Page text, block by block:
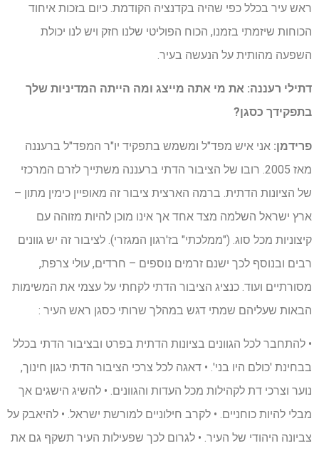
ראש עיר בכלל כפי שהיה בקדנציה הקודמת. כיום בזכות איחוד
הכוחות שיזמתי בזמנו, הכוח הפוליטי שלנו חזק ויש לנו יכולת
השפעה מהותית על הנעשה בעיר.
דתילי רעננה: את מי אתה מייצג ומה הייתה המדיניות שלך
בתפקידך כסגן?
פרידמן: אני איש מפד"ל ומשמש בתפקיד יו"ר המפד"ל ברעננה
מאז 2005. רובו של הציבור הדתי ברעננה משתייך לזרם המרכזי
של הציונות הדתית. ברמה הארצית ציבור זה מאופיין כימין מתון –
ארץ ישראל השלמה מצד אחד אך אינו מוכן להיות מזוהה עם
קיצוניות מכל סוג. ("ממלכתי" בז'רגון המגזרי). לציבור זה יש גוונים
רבים ובנוסף לכך ישנם זרמים נוספים – חרדים, עולי צרפת,
מסורתיים ועוד. כנציג הציבור הדתי לקחתי על עצמי את המשימות
הבאות שעליהם שמתי דגש במהלך שרותי כסגן ראש העיר :
• להתחבר לכל הגוונים בציונות הדתית בפרט ובציבור הדתי בכלל
בבחינת 'כולם היו בני'. • דאגה לכל צרכי הציבור הדתי כגון חינוך,
נוער וצרכי דת לקהילות מכל העדות והגוונים. • להשיג הישגים אך
מבלי להיות כוחניים. • לקרב חילוניים למורשת ישראל. • להיאבק על
צביונה היהודי של העיר. • לגרום לכך שפעילות העיר תשקף גם את